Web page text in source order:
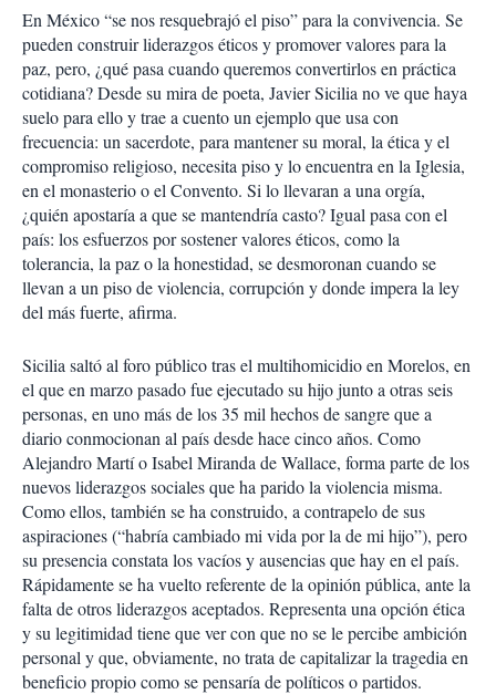
p
a
r
t
i
r
En México “se nos resquebrajó el piso” para la convivencia. Se
pueden construir liderazgos éticos y promover valores para la
paz, pero, ¿qué pasa cuando queremos convertirlos en práctica
cotidiana? Desde su mira de poeta, Javier Sicilia no ve que haya
suelo para ello y trae a cuento un ejemplo que usa con
frecuencia: un sacerdote, para mantener su moral, la ética y el
compromiso religioso, necesita piso y lo encuentra en la Iglesia,
en el monasterio o el Convento. Si lo llevaran a una orgía,
¿quién apostaría a que se mantendría casto? Igual pasa con el
país: los esfuerzos por sostener valores éticos, como la
tolerancia, la paz o la honestidad, se desmoronan cuando se
llevan a un piso de violencia, corrupción y donde impera la ley
del más fuerte, afirma.
Sicilia saltó al foro público tras el multihomicidio en Morelos, en
el que en marzo pasado fue ejecutado su hijo junto a otras seis
personas, en uno más de los 35 mil hechos de sangre que a
diario conmocionan al país desde hace cinco años. Como
Alejandro Martí o Isabel Miranda de Wallace, forma parte de los
nuevos liderazgos sociales que ha parido la violencia misma.
Como ellos, también se ha construido, a contrapelo de sus
aspiraciones (“habría cambiado mi vida por la de mi hijo”), pero
su presencia constata los vacíos y ausencias que hay en el país.
Rápidamente se ha vuelto referente de la opinión pública, ante la
falta de otros liderazgos aceptados. Representa una opción ética
y su legitimidad tiene que ver con que no se le percibe ambición
personal y que, obviamente, no trata de capitalizar la tragedia en
beneficio propio como se pensaría de políticos o partidos.